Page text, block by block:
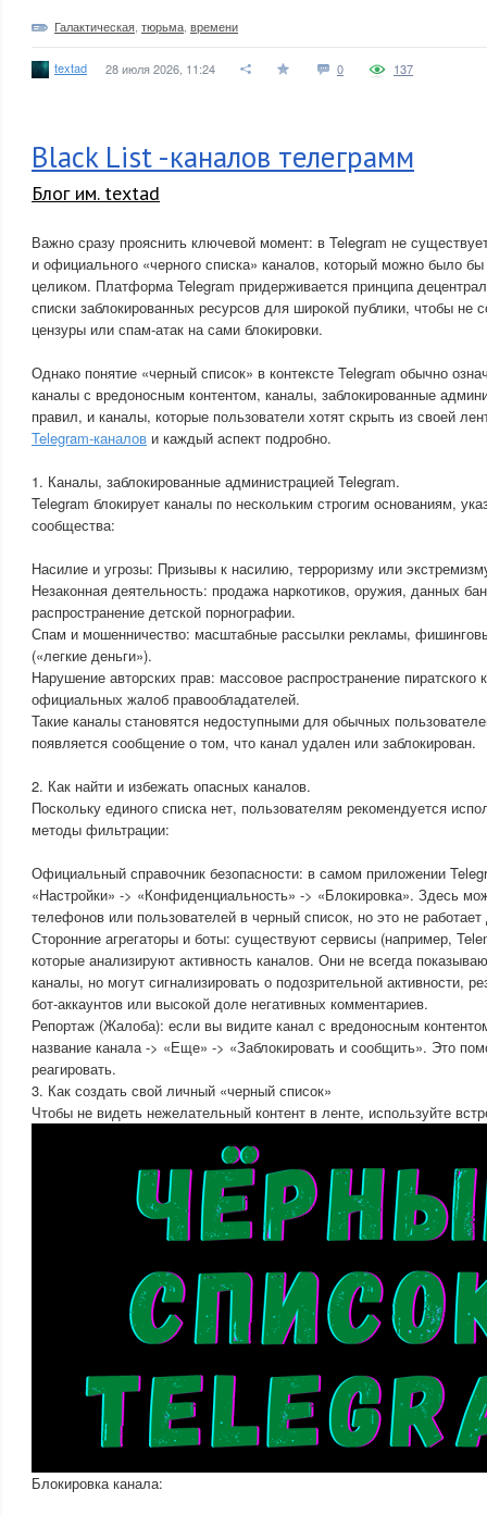
Галактическая тюрьма времени
textad 28 июля 2026, 11:24 0 137
Black List -каналов телеграмм
Блог им. textad
Важно сразу прояснить ключевой момент: в Telegram не
и официального «черного списка» каналов, который можно было
целиком. Платформа Telegram придерживается принципа
списки заблокированных ресурсов для широкой публики, чтобы не
цензуры или спам-атак на сами блокировки.
Однако понятие «черный список» в контексте Telegram обычно
каналы с вредоносным контентом, каналы, заблокированные
правил, и каналы, которые пользователи хотят скрыть из своей
Telegram-каналов и каждый аспект подробно.
1. Каналы, заблокированные администрацией Telegram.
Telegram блокирует каналы по нескольким строгим основаниям,
сообщества:
Насилие и угрозы: Призывы к насилию, терроризму или
Незаконная деятельность: продажа наркотиков, оружия, данных
распространение детской порнографии.
Спам и мошенничество: масштабные рассылки рекламы,
(«легкие деньги»).
Нарушение авторских прав: массовое распространение пиратского
официальных жалоб правообладателей.
Такие каналы становятся недоступными для обычных
появляется сообщение о том, что канал удален или заблокирован.
2. Как найти и избежать опасных каналов.
Поскольку единого списка нет, пользователям рекомендуется
методы фильтрации:
Официальный справочник безопасности: в самом приложении
«Настройки» -> «Конфиденциальность» -> «Блокировка». Здесь
телефонов или пользователей в черный список, но это не
Сторонние агрегаторы и боты: существуют сервисы (например,
которые анализируют активность каналов. Они не всегда
каналы, но могут сигнализировать о подозрительной активности,
бот-аккаунтов или высокой доле негативных комментариев.
Репортаж (Жалоба): если вы видите канал с вредоносным
название канала -> «Еще» -> «Заблокировать и сообщить». Это
реагировать.
3. Как создать свой личный «черный список»
Чтобы не видеть нежелательный контент в ленте, используйте
Блокировка канала: